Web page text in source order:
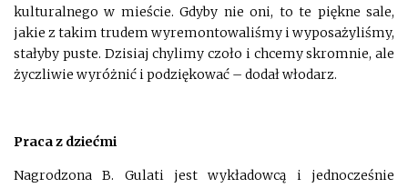
kulturalnego w mieście. Gdyby nie oni, to te piękne sale,
jakie z takim trudem wyremontowaliśmy i wyposażyliśmy,
stałyby puste. Dzisiaj chylimy czoło i chcemy skromnie, ale
życzliwie wyróżnić i podziękować – dodał włodarz.
Praca z dziećmi
Nagrodzona B. Gulati jest wykładowcą i jednocześnie